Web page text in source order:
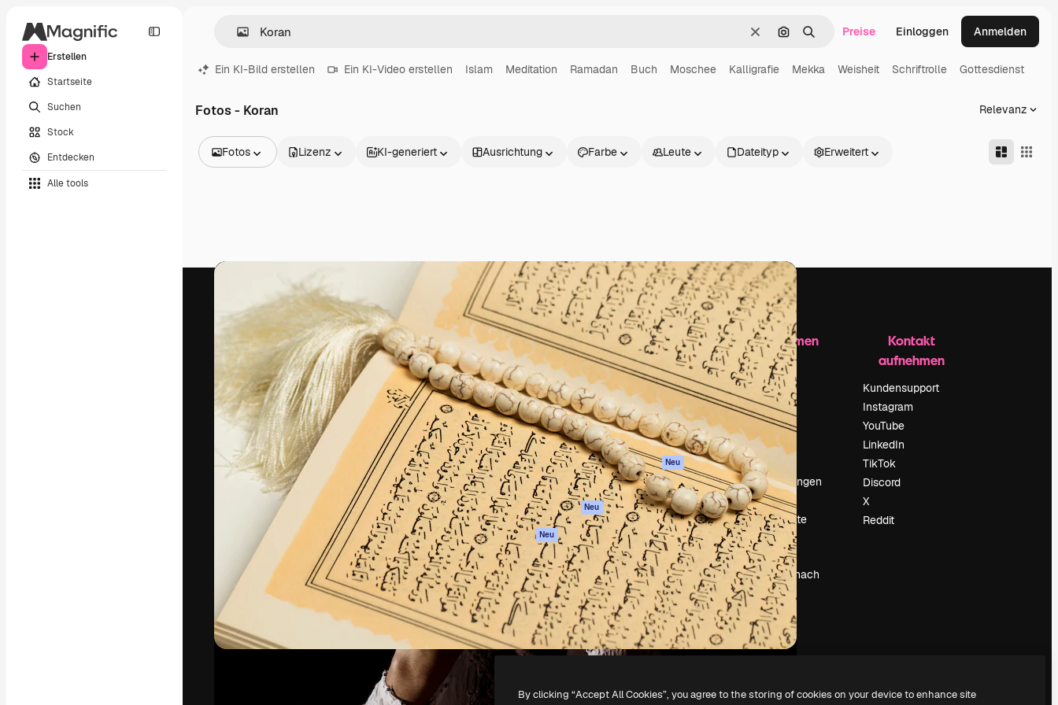
Erstellen
Startseite
Suchen
Stock
Entdecken
Alle tools
LöschenNach Bild suchen
SuchenPreise Einloggen Anmelden
Ein KI-Bild erstellen Ein KI-Video erstellen Islam Meditation Ramadan Buch Moschee Kalligrafie Mekka Weisheit Schriftrolle Gottesdienst
Fotos - Koran Relevanz
Fotos
Videos
Motion Graphics
Videovorlagen
3D-Modelle
Schriftarten
Lizenz KI-generiert Ausrichtung Farbe Leute Dateityp Erweitert
Die kreative Plattform, um deine beste
Arbeit zu verwirklichen. Mehr als 1 Million
Abonnenten unter Kreativen, Unternehmen,
Agenturen und Studios.
Deutsch
Produkte
Spaces
KI-Assistent
KI-Bildgenerator
KI-Videogenerator
KI-
Stimmengenerator
Stock-Inhalte
MCP für
Claude/ChatGPT
Neu
Agenten Neu
API
Mobile App
Alle Magnific-Tools
Loslegen
Academy
Dokumentation
Support
AGB
Datenschutzerklärung
Originale Neu
Cookie-Richtlinie
Vertrauenszentrum
Partner
Unternehmen
Unternehmen
Preise
Über uns
Reviews
Karriere
Suchtrends
Blog
Veranstaltungen
Slidesgo
Deine Inhalte
verkaufen
Pressesaal
Suchst du nach
magnific.ai
Kontakt
aufnehmen
Kundensupport
Instagram
YouTube
LinkedIn
TikTok
Discord
X
Reddit
2026Freepik Company S.L.U.Alle Rechte vorbehalten
By clicking “Accept All Cookies”, you agree to the storing of cookies on your device to enhance site